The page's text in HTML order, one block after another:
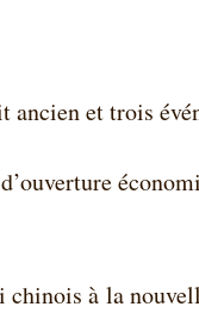
et trois
chinois à la